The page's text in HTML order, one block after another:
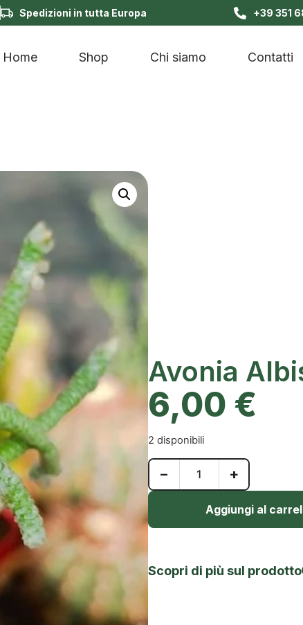
Spedizioni in tutta Europa +39 351
Home Shop Chi siamo Contatti
Avonia
6,00 €
2 disponibili
− +
Aggiungi al
Scopri di più sul prodotto